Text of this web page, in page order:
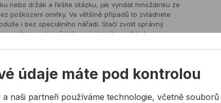
nebo držák a řešíte otázku, jak vyndat hmoždinku ze
poškození omítky. Ve většině případů to zvládnete
i bez speciálního nářadí. Stačí zvolit správný
podle typu hmoždinky a materiálu podkladu.
údaje máte pod kontrolou
a naši partneři používáme technologie, včetně souborů